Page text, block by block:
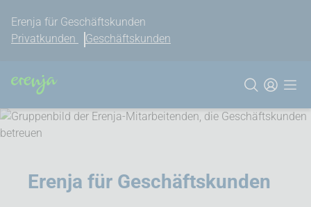
Erenja für Geschäftskunden
Privatkunden
Geschäftskunden
Erenja für Geschäftskunden